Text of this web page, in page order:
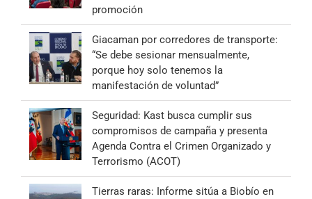
promoción
Giacaman por corredores de transporte:
“Se debe sesionar mensualmente,
porque hoy solo tenemos la
manifestación de voluntad”
Seguridad: Kast busca cumplir sus
compromisos de campaña y presenta
Agenda Contra el Crimen Organizado y
Terrorismo (ACOT)
Tierras raras: Informe sitúa a Biobío en